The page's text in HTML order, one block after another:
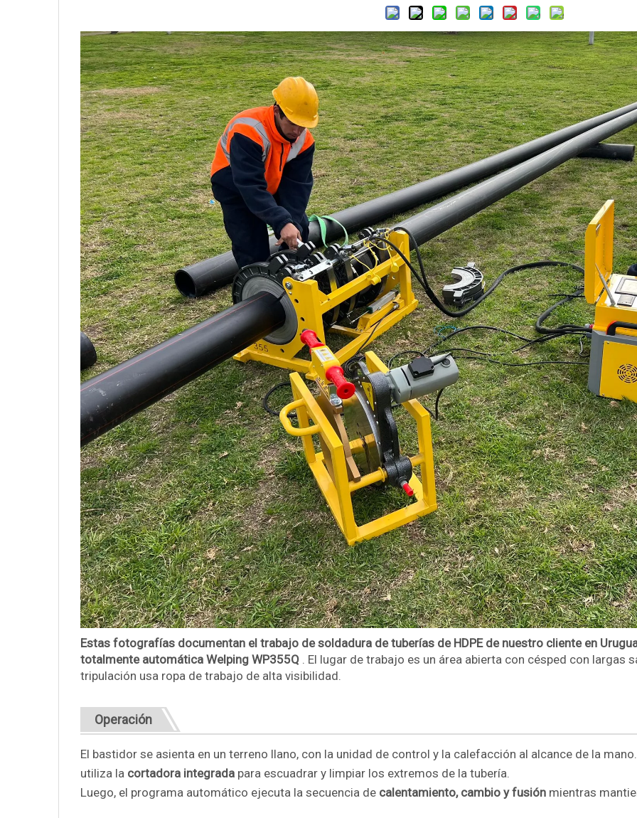
Estas fotografías documentan el trabajo de soldadura de tuberías de HDPE de nuestro cliente en
totalmente automática Welping WP355Q . El lugar de trabajo es un área abierta con césped con largas
tripulación usa ropa de trabajo de alta visibilidad.
Operación
El bastidor se asienta en un terreno llano, con la unidad de control y la calefacción al alcance de la
utiliza la cortadora integrada para escuadrar y limpiar los extremos de la tubería.
Luego, el programa automático ejecuta la secuencia de calentamiento, cambio y fusión mientras